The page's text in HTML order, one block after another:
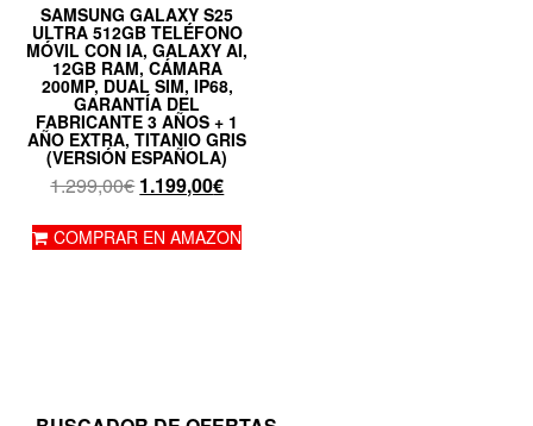
SAMSUNG GALAXY S25
ULTRA 512GB TELÉFONO
MÓVIL CON IA, GALAXY AI,
12GB RAM, CÁMARA
200MP, DUAL SIM, IP68,
GARANTÍA DEL
FABRICANTE 3 AÑOS + 1
AÑO EXTRA, TITANIO GRIS
(VERSIÓN ESPAÑOLA)
1.299,00€ El
original
1.199,00€El
actual
COMPRAR EN AMAZON